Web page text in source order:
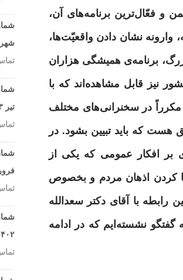
و فعّال‌ترین برنامه‌های آن،
نشان دادن واقعیّت‌ها،
برنامه‌‌ی همیشگی هزاران
نیز قابل مشاهده‌اند که با
تبیین» را مطرح و مکرراً در سخنرانی‌های مختلف
هست که باید تبیین بشود. در
افکار عمومی که یکی از
کردن اذهان مردم و بخصوص
این توطئه‌ی دشمن و این حرکت دشمن است.»(۲) لذا در همین رابطه با آقای دکتر سعدالله
نشسته‌ایم که در ادامه
تیر ۱۴۰۳